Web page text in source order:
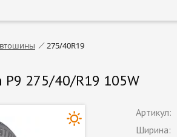
275/40R19
275/40/R19 105W
Артикул:
Ширина: